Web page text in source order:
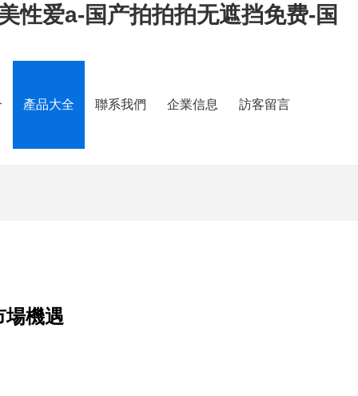
性爱a-国产拍拍拍无遮挡免费-国
產品大全 聯系我們 企業信息 訪客留言
場機遇